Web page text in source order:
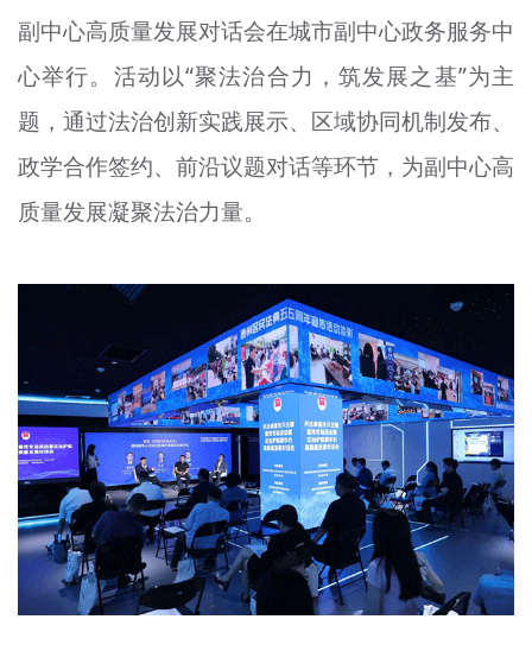
榜样人物
身边好人
文明评论
北京宣传文化引导基金
专题
副中心高质量发展对话会在城市副中心政务服务中
心举行。活动以“聚法治合力，筑发展之基”为主
题，通过法治创新实践展示、区域协同机制发布、
政学合作签约、前沿议题对话等环节，为副中心高
质量发展凝聚法治力量。